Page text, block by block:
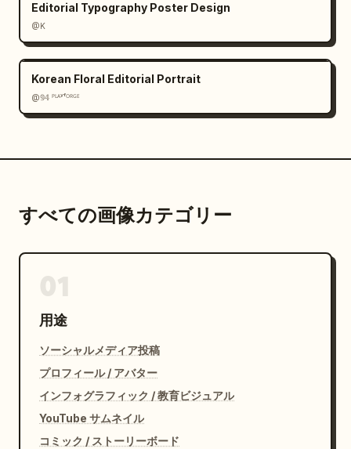
Editorial Typography Poster Design
@K
Korean Floral Editorial Portrait
@𝟡𝟜 ᴾᴸᴬʸᶠᴼᴿᴳᴱ
すべての画像カテゴリー
用途
ソーシャルメディア投稿
プロフィール / アバター
インフォグラフィック / 教育ビジュアル
YouTube サムネイル
コミック / ストーリーボード